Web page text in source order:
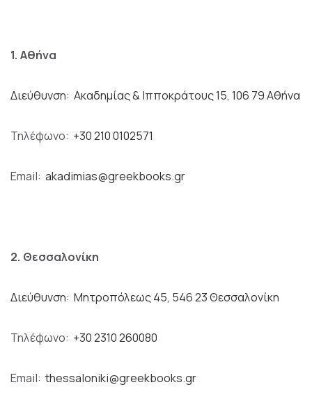
1. Αθήνα
Διεύθυνση: Ακαδημίας & Ιπποκράτους 15, 106 79 Αθήνα
Τηλέφωνο: +30 210 0102571
Email: akadimias@greekbooks.gr
2. Θεσσαλονίκη
Διεύθυνση: Μητροπόλεως 45, 546 23 Θεσσαλονίκη
Τηλέφωνο: +30 2310 260080
Email: thessaloniki@greekbooks.gr